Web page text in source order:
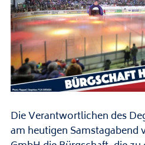
Die Verantwortlichen des
am heutigen Samstagabend